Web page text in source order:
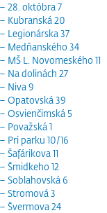
28. októbra 7
Kubranská 20
Legionárska 37
Medňanského 34
MŠ L. Novomeského 11
Na dolinách 27
Niva 9
Opatovská 39
Osvienčimská 5
Považská 1
Pri parku 10/16
Šafárikova 11
Šmidkeho 12
Soblahovská 6
Stromová 3
Švermova 24